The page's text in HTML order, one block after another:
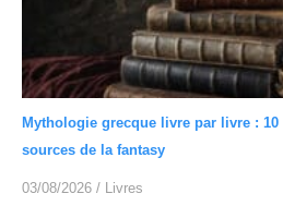
Mythologie grecque livre par livre :
sources de la fantasy
03/08/2026 / Livres